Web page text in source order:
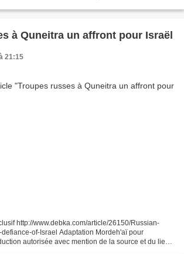
à Quneitra un affront pour Israël
21:15
http://www.debka.com/article/26150/Russian-
of-Israel Adaptation Mordeh'aï pour
autorisée avec mention de la source et du lien